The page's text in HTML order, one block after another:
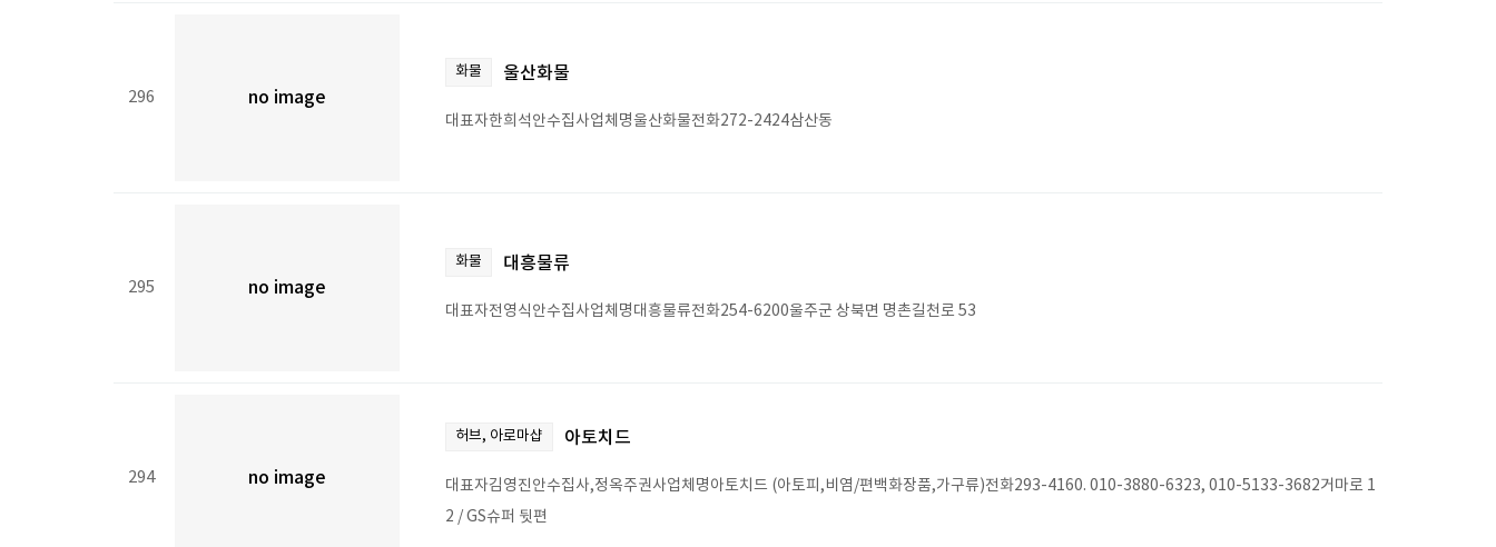
296 no image
화물 울산화물
대표자한희석안수집사업체명울산화물전화272-2424삼산동
295 no image
화물 대흥물류
대표자전영식안수집사업체명대흥물류전화254-6200울주군 상북면 명촌길천로 53
294 no image
허브, 아로마샵 아토치드
대표자김영진안수집사,정옥주권사업체명아토치드 (아토피,비염/편백화장품,가구류)전화293-4160. 010-3880-6323, 010-5133-3682거마로 1
2 / GS슈퍼 뒷편